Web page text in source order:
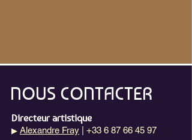
NOUS CONTACTER
Directeur artistique
▶ Alexandre Fray | +33 6 87 66 45 97